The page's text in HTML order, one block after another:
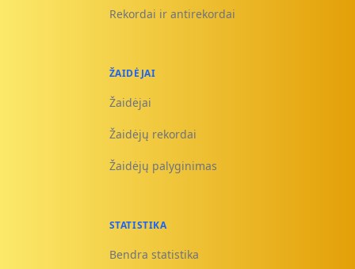
Rekordai ir antirekordai
ŽAIDĖJAI
Žaidėjai
Žaidėjų rekordai
Žaidėjų palyginimas
STATISTIKA
Bendra statistika